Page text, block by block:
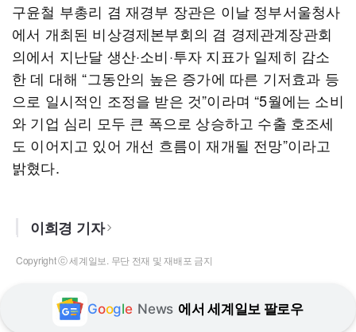
구윤철 부총리 겸 재경부 장관은 이날 정부서울청사
에서 개최된 비상경제본부회의 겸 경제관계장관회
의에서 지난달 생산·소비·투자 지표가 일제히 감소
한 데 대해 “그동안의 높은 증가에 따른 기저효과 등
으로 일시적인 조정을 받은 것”이라며 “5월에는 소비
와 기업 심리 모두 큰 폭으로 상승하고 수출 호조세
도 이어지고 있어 개선 흐름이 재개될 전망”이라고
밝혔다.
이희경 기자
Copyright ⓒ 세계일보. 무단 전재 및 재배포 금지
Google News 에서 세계일보 팔로우